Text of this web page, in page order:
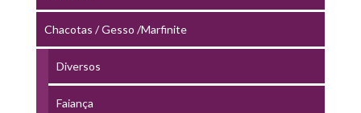
Chacotas / Gesso /Marfinite
Diversos
Faiança